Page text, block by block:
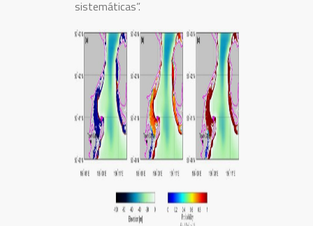
sistemáticas”.